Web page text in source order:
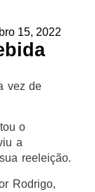
15, 2022
vez de
o
a
reeleição.
Rodrigo,